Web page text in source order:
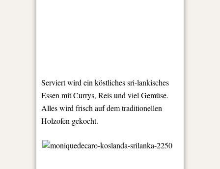
Serviert wird ein köstliches sri-lankisches
Essen mit Currys, Reis und viel Gemüse.
Alles wird frisch auf dem traditionellen
Holzofen gekocht.